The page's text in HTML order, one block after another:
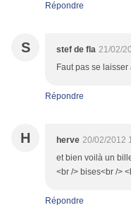
Répondre
S stef de fla 21/02/
Faut pas se
Répondre
H herve 20/02/2012
et bien voilà un
<br /> bises<br />
Répondre